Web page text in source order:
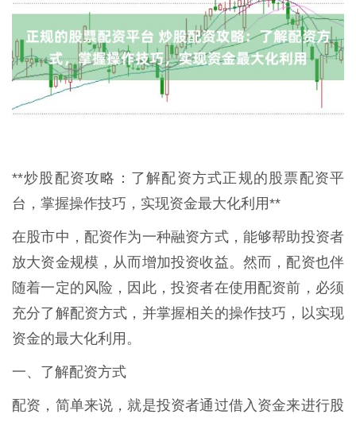
**炒股配资攻略：了解配资方式正规的股票配资平
台，掌握操作技巧，实现资金最大化利用**
在股市中，配资作为一种融资方式，能够帮助投资者
放大资金规模，从而增加投资收益。然而，配资也伴
随着一定的风险，因此，投资者在使用配资前，必须
充分了解配资方式，并掌握相关的操作技巧，以实现
资金的最大化利用。
一、了解配资方式
配资，简单来说，就是投资者通过借入资金来进行股